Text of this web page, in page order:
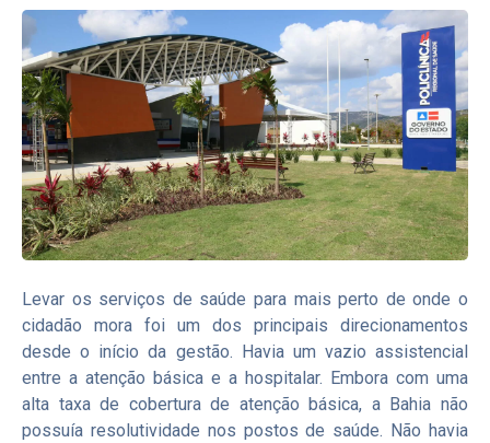
Levar os serviços de saúde para mais perto de onde o
cidadão mora foi um dos principais direcionamentos
desde o início da gestão. Havia um vazio assistencial
entre a atenção básica e a hospitalar. Embora com uma
alta taxa de cobertura de atenção básica, a Bahia não
possuía resolutividade nos postos de saúde. Não havia